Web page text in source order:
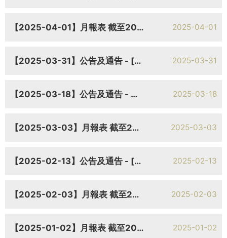
【2025-04-01】月報表 截至2025年3月31日止月份之股份發行人之證券變動月報表 2025-04-01
【2025-03-31】公告及通告 - [末期業績 / 暫停辦理過戶登記手續或更改暫停辦理過戶日期] 截至二零二四年十二月三十一日止年度年度業績公告 2025-03-31
【2025-03-18】公告及通告 - 董事會會議日期 2025-03-18
【2025-03-03】月報表 截至2025年2月28日止月份之股份發行人之證券變動月報表 2025-03-03
【2025-02-13】公告及通告 - [須予披露的交易] 有關融資租賃協議的須予披露交易 2025-02-13
【2025-02-03】月報表 截至2025年1月31日止月份之股份發行人之證券變動月報表 2025-02-03
【2025-01-02】月報表 截至2024年12月31日止月份之股份發行人之證券變動月報表 2025-01-02